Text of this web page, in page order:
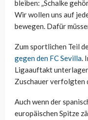
bleiben: „Schalke
Wir wollen uns auf
bewegen. Dafür
Zum sportlichen Teil
gegen den FC Sevilla.
Ligaauftakt
Zuschauer verfolgten
Auch wenn der
europäischen Spitze